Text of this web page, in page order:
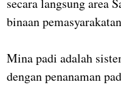
secara langsung area
binaan
Mina padi adalah
dengan penanaman